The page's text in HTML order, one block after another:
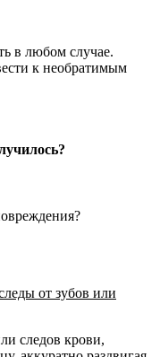
в любом случае.
к необратимым
от зубов или
следов крови,